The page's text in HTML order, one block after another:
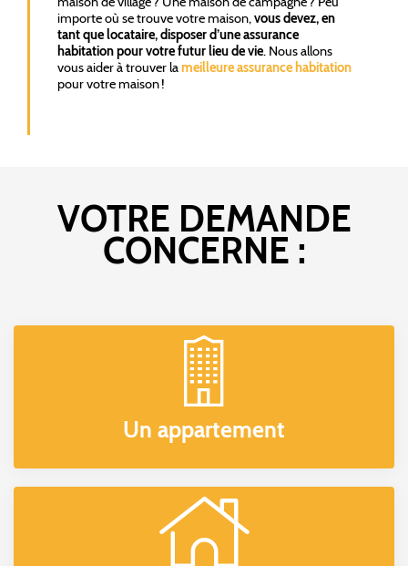
importe où se trouve votre maison,vous devez, en
tant que locataire, disposer d’une assurance
habitation pour votre futur lieu de vie. Nous allons
vous aider à trouver lameilleure assurance habitation
pour votre maison !
VOTRE DEMANDE
CONCERNE :
Un appartement